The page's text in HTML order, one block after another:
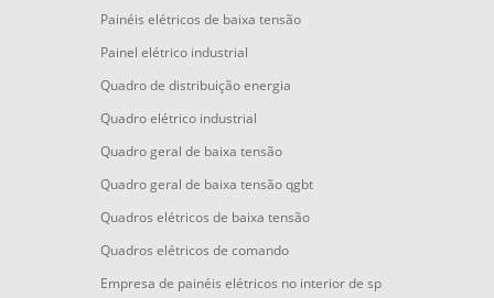
Painéis elétricos de baixa tensão
Painel elétrico industrial
Quadro de distribuição energia
Quadro elétrico industrial
Quadro geral de baixa tensão
Quadro geral de baixa tensão qgbt
Quadros elétricos de baixa tensão
Quadros elétricos de comando
Empresa de painéis elétricos no interior de sp